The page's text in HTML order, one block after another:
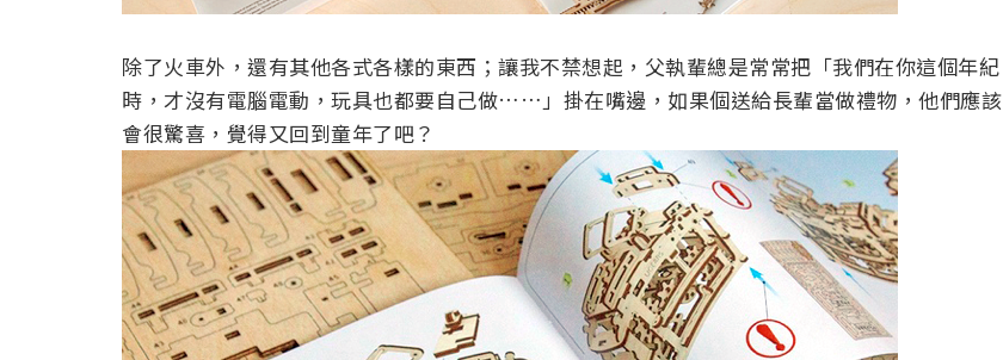
除了火車外，還有其他各式各樣的東西；讓我不禁想起，父執輩總是常常把「我們在你這個年紀
時，才沒有電腦電動，玩具也都要自己做……」掛在嘴邊，如果個送給長輩當做禮物，他們應該
會很驚喜，覺得又回到童年了吧？